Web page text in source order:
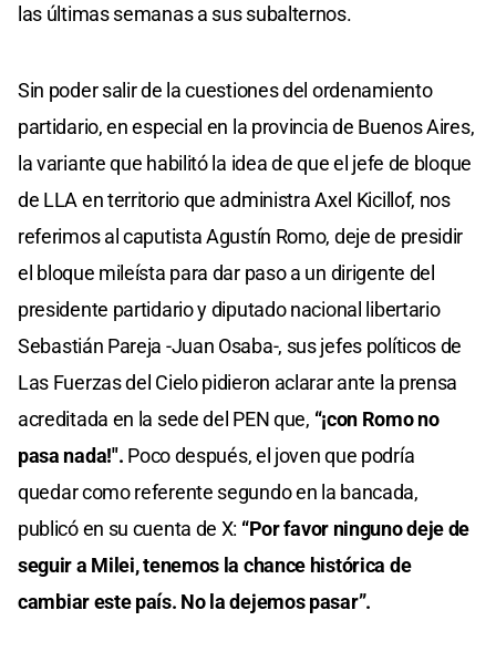
las últimas semanas a sus subalternos.
Sin poder salir de la cuestiones del ordenamiento
partidario, en especial en la provincia de Buenos Aires,
la variante que habilitó la idea de que el jefe de bloque
de LLA en territorio que administra Axel Kicillof, nos
referimos al caputista Agustín Romo, deje de presidir
el bloque mileísta para dar paso a un dirigente del
presidente partidario y diputado nacional libertario
Sebastián Pareja -Juan Osaba-, sus jefes políticos de
Las Fuerzas del Cielo pidieron aclarar ante la prensa
acreditada en la sede del PEN que, “¡con Romo no
pasa nada!". Poco después, el joven que podría
quedar como referente segundo en la bancada,
publicó en su cuenta de X: “Por favor ninguno deje de
seguir a Milei, tenemos la chance histórica de
cambiar este país. No la dejemos pasar”.